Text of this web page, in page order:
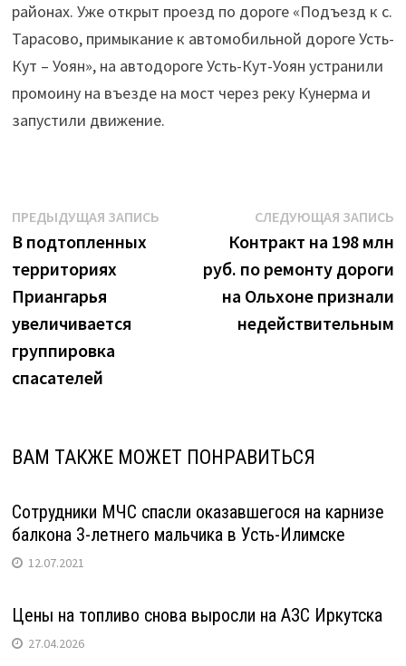
районах. Уже открыт проезд по дороге «Подъезд к с.
Тарасово, примыкание к автомобильной дороге Усть-
Кут – Уоян», на автодороге Усть-Кут-Уоян устранили
промоину на въезде на мост через реку Кунерма и
запустили движение.
Навигация
по
записям
ПРЕДЫДУЩАЯ ЗАПИСЬПредыдущая
В подтопленных
территориях
Приангарья
увеличивается
группировка
спасателей
СЛЕДУЮЩАЯ ЗАПИСЬ
Контракт на 198 млн
руб. по ремонту дороги
на Ольхоне признали
недействительным
ВАМ ТАКЖЕ МОЖЕТ ПОНРАВИТЬСЯ
Сотрудники МЧС спасли оказавшегося на карнизе
балкона 3-летнего мальчика в Усть-Илимске
12.07.2021
Цены на топливо снова выросли на АЗС Иркутска
27.04.2026